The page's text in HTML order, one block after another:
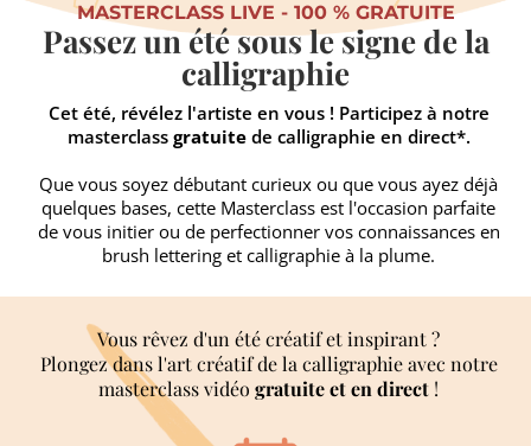
MASTERCLASS LIVE - 100 % GRATUITE
Passez un été sous le signe de la
calligraphie
Cet été, révélez l'artiste en vous ! Participez à notre
masterclass gratuitede calligraphie en direct*.
Que vous soyez débutant curieux ou que vous ayez déjà
quelques bases, cette Masterclass est l'occasion parfaite
de vous initier ou de perfectionner vos connaissances en
brush lettering et calligraphie à la plume.
Vous rêvez d'un été créatif et inspirant ?
Plongez dans l'art créatif de la calligraphie avec notre
masterclass vidéo gratuite et en direct !